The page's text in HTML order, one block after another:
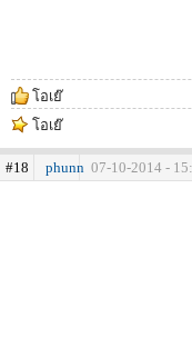
โอเย๊
โอเย๊
#18 phunn 07-10-2014 -